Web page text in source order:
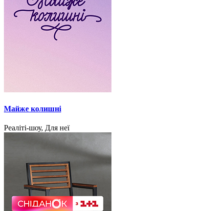
Майже колишні
Реаліті-шоу, Для неї